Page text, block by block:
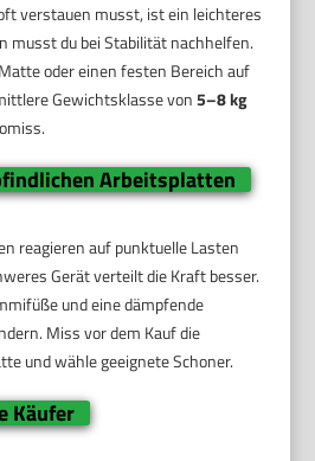
verstauen musst, ist ein leichteres
musst du bei Stabilität nachhelfen.
oder einen festen Bereich auf
Gewichtsklasse von5–8 kg
Arbeitsplatten
reagieren auf punktuelle Lasten
Gerät verteilt die Kraft besser.
und eine dämpfende
Miss vor dem Kauf die
und wähle geeignete Schoner.
Käufer